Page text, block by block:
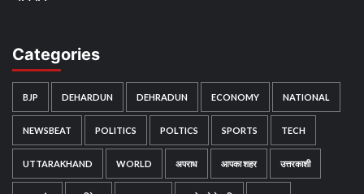
Categories
BJP DEHARDUN DEHRADUN ECONOMY NATIONAL
NEWSBEAT POLITICS POLTICS SPORTS TECH
UTTARAKHAND WORLD अपराध आपका शहर उत्तरकाशी